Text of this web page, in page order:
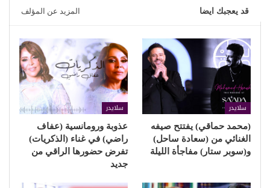
قد يعجبك ايضا المزيد عن المؤلف
سلايدر
(محمد حماقي) يفتتح صيفه
الغنائي من (سعادة ساحل)
و(سوبر ستار) مفاجأة الليلة
سلايدر
عذوبة ورومانسية (عفاف
راضي) في غناء (الذكريات)
تفرض حضورها الراقي من
جديد